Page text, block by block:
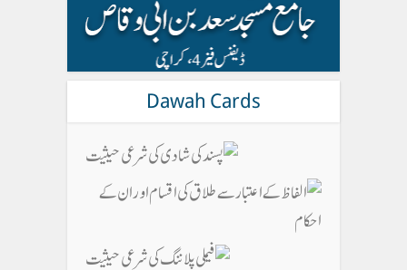
Dawah Cards